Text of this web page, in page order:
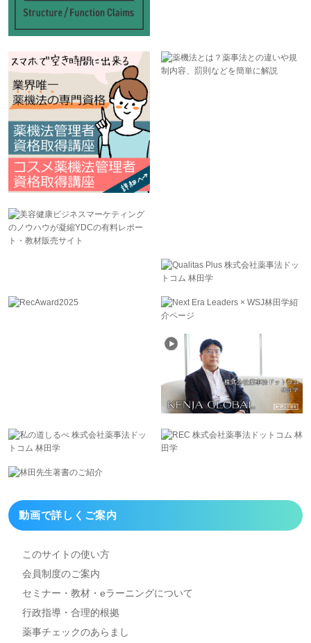
動画で詳しくご案内
このサイトの使い方
会員制度のご案内
セミナー・教材・eラーニングについて
行政指導・合理的根拠
薬事チェックのあらまし